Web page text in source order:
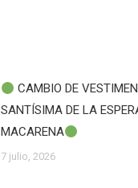
CAMBIO DE
SANTÍSIMA DE LA
MACARENA
7 julio, 2026